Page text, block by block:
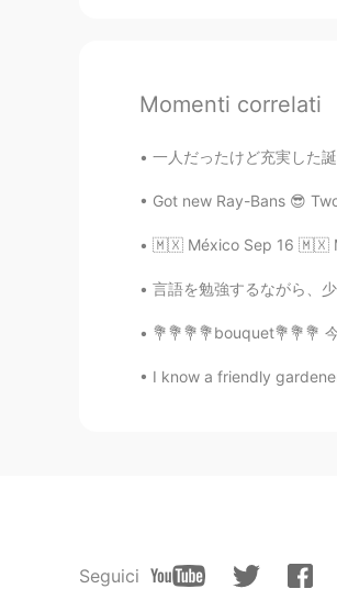
Momenti correlati
一人だったけど充実した誕生日。 紅葉にはちょ
Got new Ray-Bans 😎
🇲🇽 México Sep 16 🇲🇽
言語を勉強するながら、少ししずつを学んで気
💐💐💐💐bouquet💐💐💐 今日は仕事か
I know a friendly
Seguici